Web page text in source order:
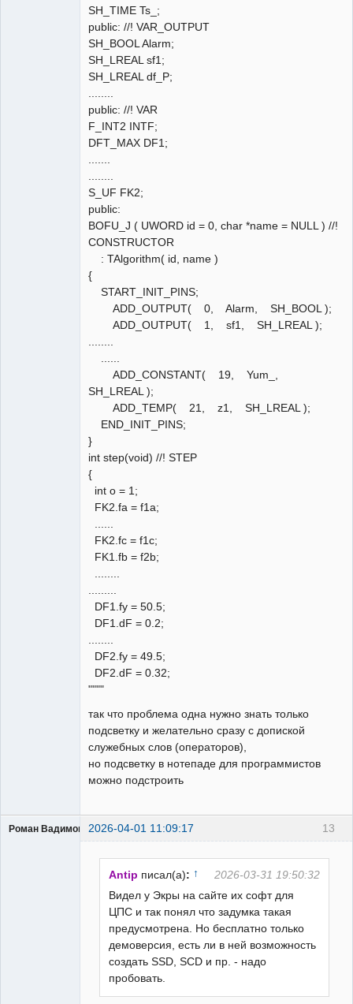
SH_TIME Ts_;
public: //! VAR_OUTPUT
SH_BOOL Alarm;
SH_LREAL sf1;
SH_LREAL df_P;
public: //! VAR
F_INT2 INTF;
DFT_MAX DF1;
S_UF FK2;
public:
BOFU_J ( UWORD id = 0, char *name = NULL ) //!
CONSTRUCTOR
: TAlgorithm( id, name )
{
START_INIT_PINS;
ADD_OUTPUT( 0, Alarm, SH_BOOL );
ADD_OUTPUT( 1, sf1, SH_LREAL );
ADD_CONSTANT( 19, Yum_,
SH_LREAL );
ADD_TEMP( 21, z1, SH_LREAL );
END_INIT_PINS;
}
int step(void) //! STEP
{
int o = 1;
FK2.fa = f1a;
FK2.fc = f1c;
FK1.fb = f2b;
DF1.fy = 50.5;
DF1.dF = 0.2;
DF2.fy = 49.5;
DF2.dF = 0.32;
""""
так что проблема одна нужно знать только
подсветку и желательно сразу с допиской
служебных слов (операторов),
но подсветку в нотепаде для программистов
можно подстроить
13
Роман Вадимович2026-04-01 11:09:17
Antip писал(а): ↑
2026-03-31 19:50:32
Видел у Экры на сайте их софт для
ЦПС и так понял что задумка такая
предусмотрена. Но бесплатно только
демоверсия, есть ли в ней возможность
создать SSD, SCD и пр. - надо
пробовать.